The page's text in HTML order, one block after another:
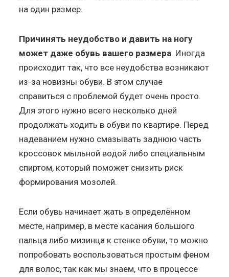
на один размер.
Причинять неудобство и давить на ногу
может даже обувь вашего размера. Иногда
происходит так, что все неудобства возникают
из-за новизны обуви. В этом случае
справиться с проблемой будет очень просто.
Для этого нужно всего несколько дней
продолжать ходить в обуви по квартире. Перед
надеванием нужно смазывать заднюю часть
кроссовок мыльной водой либо специальным
спиртом, который поможет снизить риск
формирования мозолей.
Если обувь начинает жать в определённом
месте, например, в месте касания большого
пальца либо мизинца к стенке обуви, то можно
попробовать воспользоваться простым феном
для волос, так как мы знаем, что в процессе